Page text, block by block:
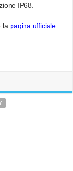
IP68.
la pagina ufficiale